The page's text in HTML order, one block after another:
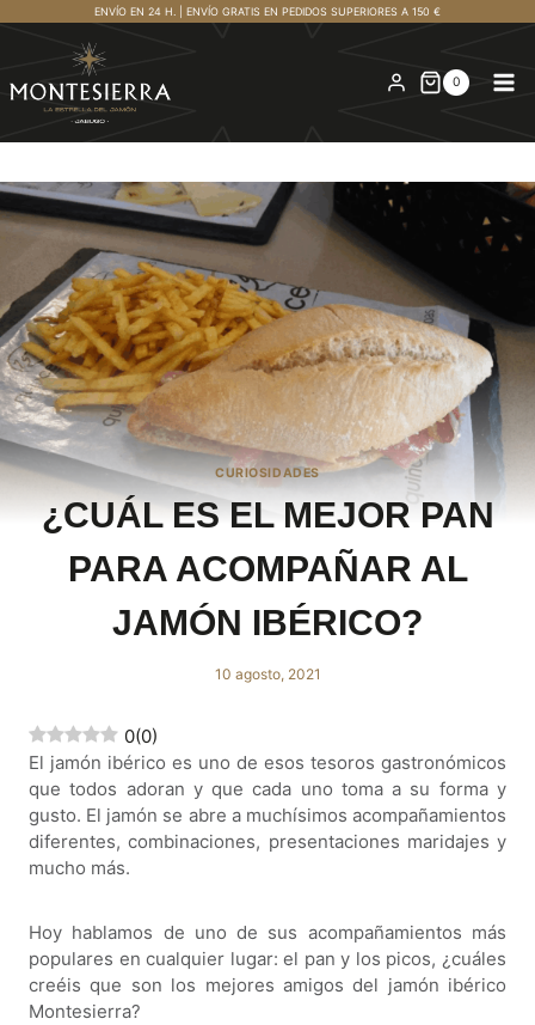
contenido
ENVÍO EN 24 H. | ENVÍO GRATIS EN PEDIDOS SUPERIORES A 150 €
0
CURIOSIDADES
¿CUÁL ES EL MEJOR PAN
PARA ACOMPAÑAR AL
JAMÓN IBÉRICO?
10 agosto, 2021
0(0)
El jamón ibérico es uno de esos tesoros gastronómicos
que todos adoran y que cada uno toma a su forma y
gusto. El jamón se abre a muchísimos acompañamientos
diferentes, combinaciones, presentaciones maridajes y
mucho más.
Hoy hablamos de uno de sus acompañamientos más
populares en cualquier lugar: el pan y los picos, ¿cuáles
creéis que son los mejores amigos del jamón ibérico
Montesierra?